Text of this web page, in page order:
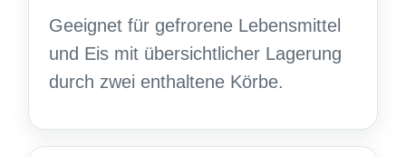
Geeignet für gefrorene Lebensmittel
und Eis mit übersichtlicher Lagerung
durch zwei enthaltene Körbe.